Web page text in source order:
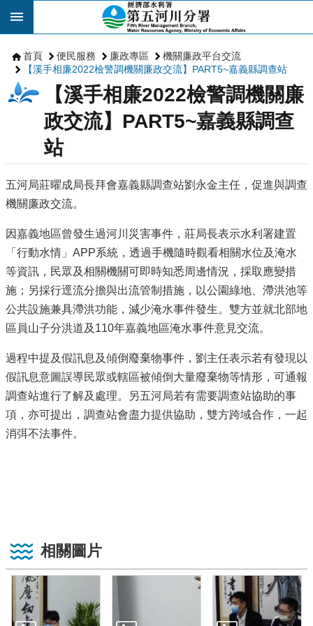
跳到主要內容區塊
首頁 便民服務 廉政專區
機關廉政平台交流
【溪手相廉2022檢警調機關廉政交流】PART5~嘉義縣調查站
【溪手相廉2022檢警調機關廉
政交流】PART5~嘉義縣調查
站
五河局莊曜成局長拜會嘉義縣調查站劉永金主任，促進與調查
機關廉政交流。
因嘉義地區曾發生過河川災害事件，莊局長表示水利署建置
「行動水情」APP系統，透過手機隨時觀看相關水位及淹水
等資訊，民眾及相關機關可即時知悉周邊情況，採取應變措
施；另採行逕流分擔與出流管制措施，以公園綠地、滯洪池等
公共設施兼具滯洪功能，減少淹水事件發生。雙方並就北部地
區員山子分洪道及110年嘉義地區淹水事件意見交流。
過程中提及假訊息及傾倒廢棄物事件，劉主任表示若有發現以
假訊息意圖誤導民眾或轄區被傾倒大量廢棄物等情形，可通報
調查站進行了解及處理。另五河局若有需要調查站協助的事
項，亦可提出，調查站會盡力提供協助，雙方跨域合作，一起
消弭不法事件。
相關圖片